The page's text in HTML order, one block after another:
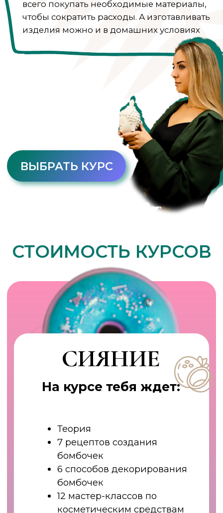
спрея. Спрей на водной основе
МК по созданию интерьерного
основе
МК по созданию жидкого
МК «Секреты изготовления
МК «Секреты изготовления
МК «Ароматическая соевая
свеча с фигурным сердцем в
гипсовом подсвечнике
МК «Ароматическая соевая
свеча с цветочным декором
МК «Массажная свеча в
кувшинчике из ACRYLIC PRO»
МК «Свеча формовая «Санта
Клаус»
МК «Аромасаше из
растительного воска»
МК «Ароматическая свеча с
новогодним декором
МК «Формовые свечи
«Мандаринки»
МК «Формовая свеча
МК «Мелтсы елочки»
МК «Мелтс Шоколад»
МК «Создание силиконовых
форм и набора свечей —
елочных игрушек из СССР»
Сертификат о прохождении
обучения в Школе, прошедшей
официальную процедуру
Сертификации